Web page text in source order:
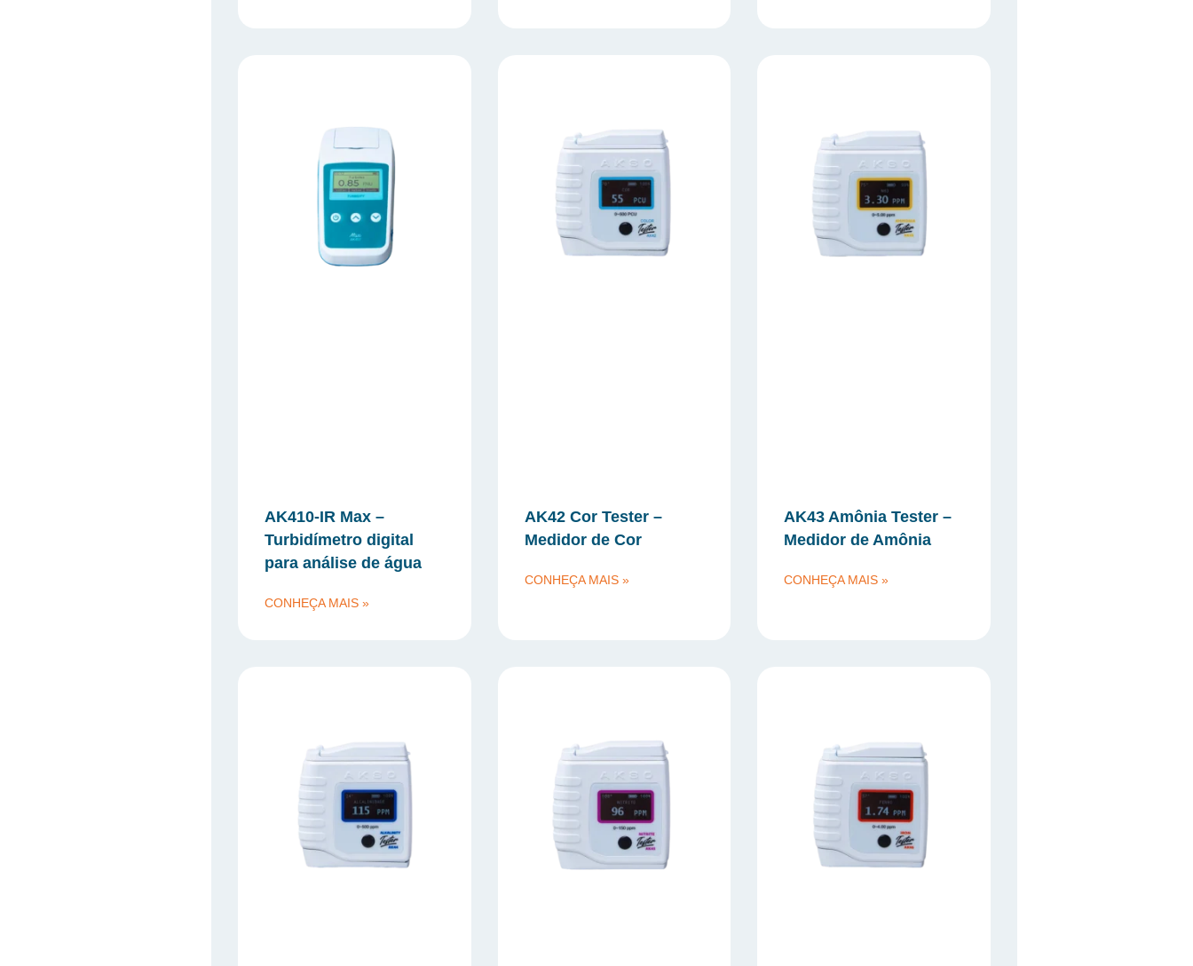
AK410-IR Max –
Turbidímetro digital
para análise de água
CONHEÇA MAIS »
AK42 Cor Tester –
Medidor de Cor
CONHEÇA MAIS »
AK43 Amônia Tester –
Medidor de Amônia
CONHEÇA MAIS »